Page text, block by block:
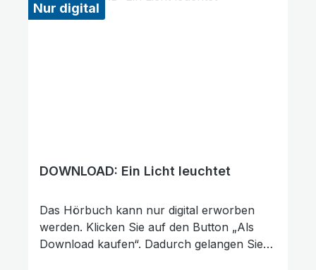
Nur digital
DOWNLOAD: Ein Licht leuchtet
Das Hörbuch kann nur digital erworben
werden. Klicken Sie auf den Button „Als
Download kaufen“. Dadurch gelangen Sie